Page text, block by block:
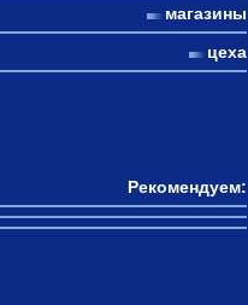
магазины
цеха
Рекомендуем: